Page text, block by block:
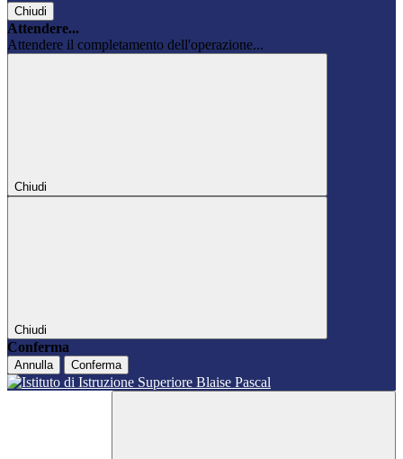
Chiudi
Attendere...
Attendere il completamento dell'operazione...
Chiudi
Chiudi
Conferma
Annulla Conferma